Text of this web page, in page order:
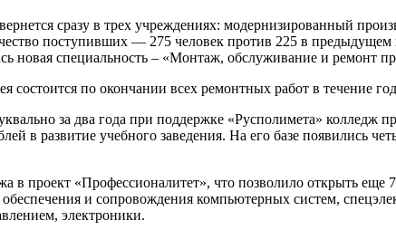
сразу в трех учреждениях: модернизированный
поступивших — 275 человек против 225 в предыдущем
новая специальность – «Монтаж, обслуживание и ремонт
по окончании всех ремонтных работ в течение
за два года при поддержке «Русполимета» колледж
в развитие учебного заведения. На его базе появились
в проект «Профессионалитет», что позволило открыть еще
и сопровождения компьютерных систем,
электроники.